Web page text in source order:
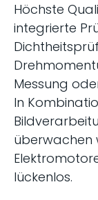
Höchste
integrierte
Messung
In
überwachen
lückenlos.